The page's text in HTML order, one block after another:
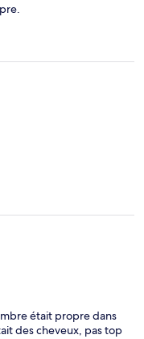
était propre dans
des cheveux, pas top